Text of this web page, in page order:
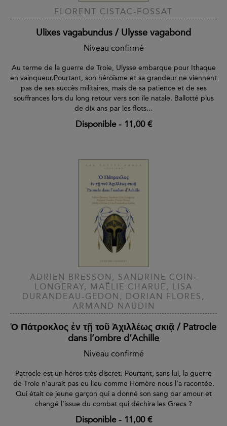
FLORENT CISTAC-FOSSAT
Ulixes vagabundus / Ulysse vagabond
Niveau confirmé
Au terme de la guerre de Troie, Ulysse embarque pour Ithaque
en vainqueur.Pourtant, son héroïsme et sa grandeur ne viennent
pas de ses succès militaires, mais de sa patience et de ses
souffrances lors du long retour vers son île natale. Ballotté plus
de dix ans par les flots...
Disponible- 11,00 €
ADRIEN BRESSON, SANDRINE COIN-
LONGERAY, MAËLIE CHARUE, LISA
DURANDEAU-GEDON, DORIAN FLORES,
ARMAND NAUDIN
Ὁ Πάτροκλος ἐν τῇ τοῦ Ἀχιλλέως σκιᾷ / Patrocle
dans l’ombre d’Achille
Niveau confirmé
Patrocle est un héros très discret. Pourtant, sans lui, la guerre
de Troie n’aurait pas eu lieu comme Homère nous l’a racontée.
Qui était ce jeune garçon qui a donné son sang par amour et
changé l’issue du combat qui déchira les Grecs ?
Disponible- 11,00 €